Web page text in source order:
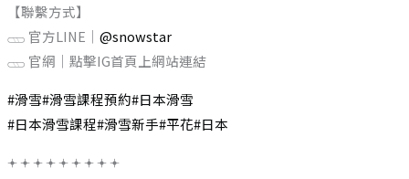
【聯繫方式】
𓊔 官方LINE｜ @snowstar
𓊔 官網｜點擊IG首頁上網站連結
#滑雪#滑雪課程預約#日本滑雪
#日本滑雪課程#滑雪新手#平花#日本
𖥔 𖥔 𖥔 𖥔 𖥔 𖥔 𖥔 𖥔 𖥔